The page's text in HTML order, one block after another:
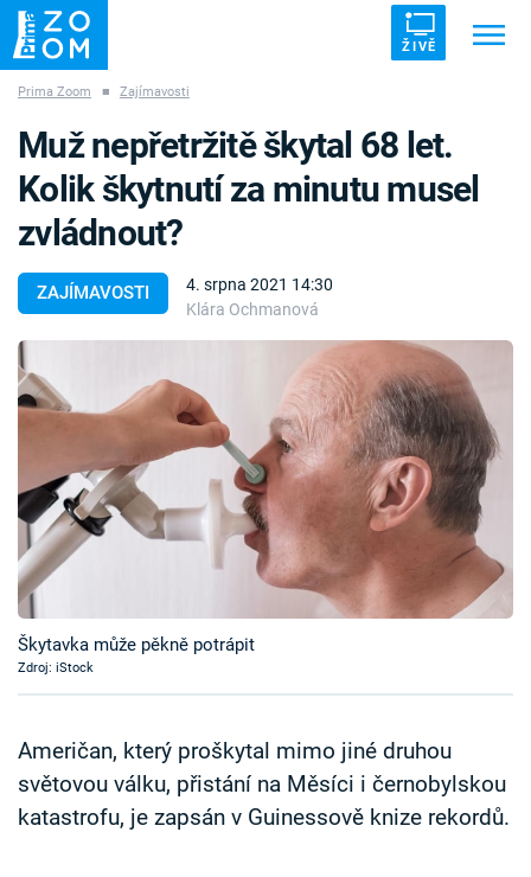
ŽIVĚ
ZÁHADY VETŘELCI DÁVNOVĚKU
Témata
Témata
TV Program
Časopis
Sledujte prima+
Sledujte nás
Prima Zoom ■ Zajímavosti
ZAJÍMAVOSTI
4. srpna 2021 14:30
Klára Ochmanová
Muž nepřetržitě škytal 68 let.
Kolik škytnutí za minutu musel
zvládnout?
Škytavka může pěkně potrápit
Zdroj: iStock
Američan, který proškytal mimo jiné druhou
světovou válku, přistání na Měsíci i černobylskou
katastrofu, je zapsán v Guinessově knize rekordů.